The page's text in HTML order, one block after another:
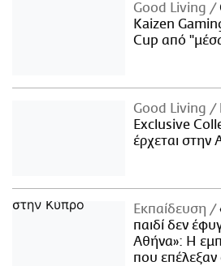
Good Living
Kaizen
Cup από
Good Living
Exclusive
έρχεται στην
Εκπαίδευση
παιδί δεν
Αθήνα»: Η
που